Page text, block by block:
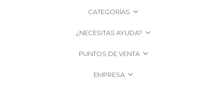
CATEGORÍAS
¿NECESITAS AYUDA?
PUNTOS DE VENTA
EMPRESA